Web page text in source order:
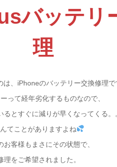
バッテリ
理
は、iPhoneのバッテリー交換修理で
って経年劣化するものなので、
るとすぐに減りが早くなってくる。
てことがありますよね
お客様もまさにその状態で、
理をご希望されました。